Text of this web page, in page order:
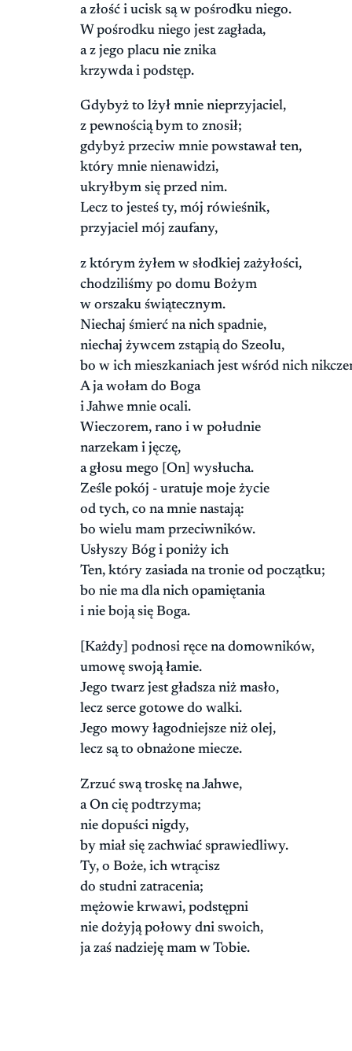
a złość i ucisk są w pośrodku niego.
W pośrodku niego jest zagłada,
a z jego placu nie znika
krzywda i podstęp.
Gdybyż to lżył mnie nieprzyjaciel,
z pewnością bym to znosił;
gdybyż przeciw mnie powstawał ten,
który mnie nienawidzi,
ukryłbym się przed nim.
Lecz to jesteś ty, mój rówieśnik,
przyjaciel mój zaufany,
z którym żyłem w słodkiej zażyłości,
chodziliśmy po domu Bożym
w orszaku świątecznym.
Niechaj śmierć na nich spadnie,
niechaj żywcem zstąpią do Szeolu,
bo w ich mieszkaniach jest wśród nich
A ja wołam do Boga
i Jahwe mnie ocali.
Wieczorem, rano i w południe
narzekam i jęczę,
a głosu mego [On] wysłucha.
Ześle pokój - uratuje moje życie
od tych, co na mnie nastają:
bo wielu mam przeciwników.
Usłyszy Bóg i poniży ich
Ten, który zasiada na tronie od początku;
bo nie ma dla nich opamiętania
i nie boją się Boga.
[Każdy] podnosi ręce na domowników,
umowę swoją łamie.
Jego twarz jest gładsza niż masło,
lecz serce gotowe do walki.
Jego mowy łagodniejsze niż olej,
lecz są to obnażone miecze.
Zrzuć swą troskę na Jahwe,
a On cię podtrzyma;
nie dopuści nigdy,
by miał się zachwiać sprawiedliwy.
Ty, o Boże, ich wtrącisz
do studni zatracenia;
mężowie krwawi, podstępni
nie dożyją połowy dni swoich,
ja zaś nadzieję mam w Tobie.